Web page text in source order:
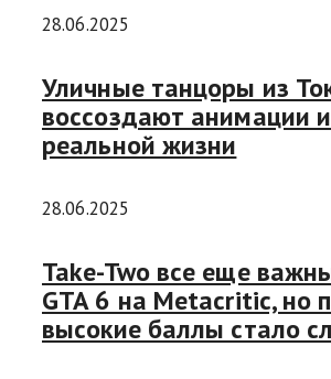
28.06.2025
Уличные танцоры из
воссоздают анимации
реальной жизни
28.06.2025
Take-Two все еще
GTA 6 на Metacritic, но
высокие баллы стало